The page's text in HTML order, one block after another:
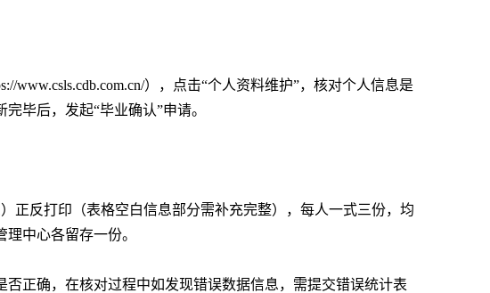
www.csls.cdb.com.cn/），点击“个人资料维护”，核对个人信息是
毕后，发起“毕业确认”申请。
正反打印（表格空白信息部分需补充完整），每人一式三份，均
中心各留存一份。
正确，在核对过程中如发现错误数据信息，需提交错误统计表